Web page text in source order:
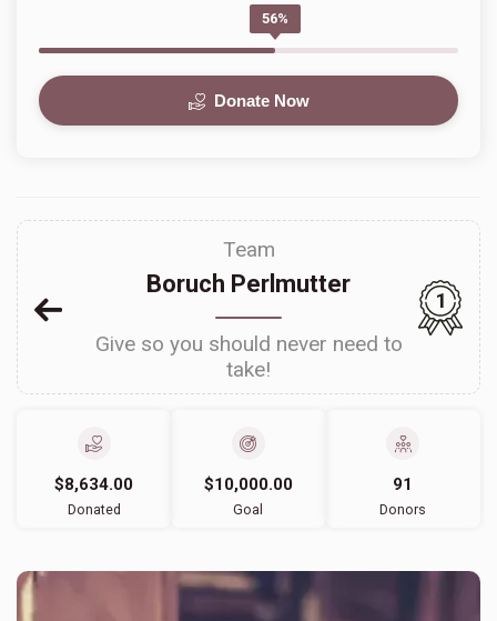
56%
Donate Now
Team
Boruch Perlmutter
Give so you should never need to
take!
1
$8,634.00
Donated
$10,000.00
Goal
91
Donors